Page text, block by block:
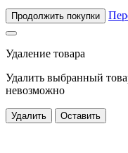
Продолжить покупки
Удаление товара
Удалить выбранный
невозможно
Удалить Оставить